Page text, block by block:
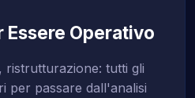
Essere Operativo
ristrutturazione: tutti gli
per passare dall'analisi